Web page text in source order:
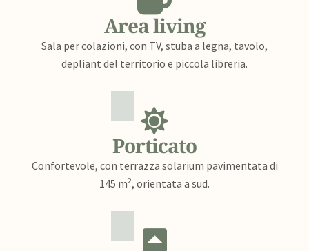
Area living
Sala per colazioni, con TV, stuba a legna, tavolo,
depliant del territorio e piccola libreria.
Porticato
Confortevole, con terrazza solarium pavimentata di
145 m2, orientata a sud.